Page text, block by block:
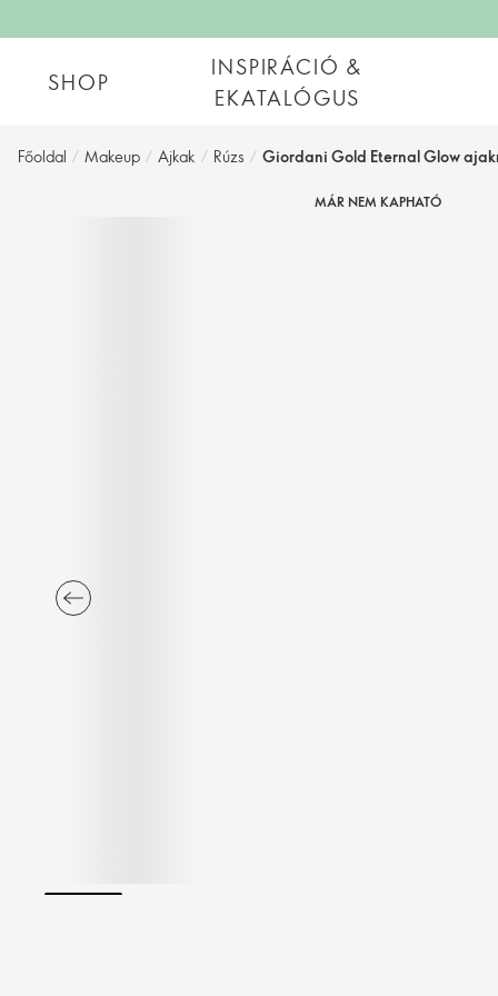
SHOP
INSPIRÁCIÓ &
EKATALÓGUS
Főoldal / Makeup / Ajkak / Rúzs / Giordani Gold Eternal Glow
MÁR NEM KAPHATÓ